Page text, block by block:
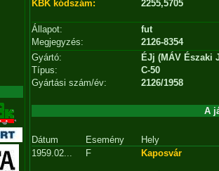
KBK kódszám: 2255,5705
Állapot:
fut
Megjegyzés:
2126-8354
Gyártó:
ÉJj (MÁV Északi
Típus:
C-50
Gyártási szám/év:
2126/1958
A
Dátum Esemény
Hely
1959.02...
F Kaposvár